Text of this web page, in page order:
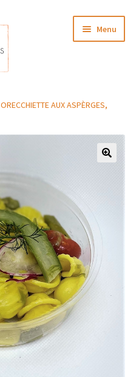
Menu
ORECCHIETTE AUX ASPÈRGES,